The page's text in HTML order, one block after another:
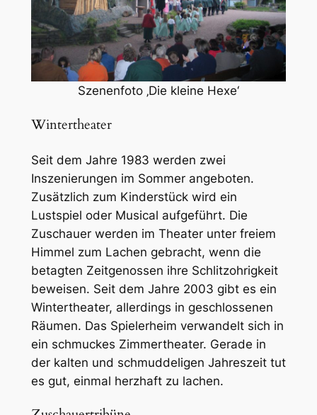
Szenenfoto ‚Die kleine Hexe‘
Wintertheater
Seit dem Jahre 1983 werden zwei
Inszenierungen im Sommer angeboten.
Zusätzlich zum Kinderstück wird ein
Lustspiel oder Musical aufgeführt. Die
Zuschauer werden im Theater unter freiem
Himmel zum Lachen gebracht, wenn die
betagten Zeitgenossen ihre Schlitzohrigkeit
beweisen. Seit dem Jahre 2003 gibt es ein
Wintertheater, allerdings in geschlossenen
Räumen. Das Spielerheim verwandelt sich in
ein schmuckes Zimmertheater. Gerade in
der kalten und schmuddeligen Jahreszeit tut
es gut, einmal herzhaft zu lachen.